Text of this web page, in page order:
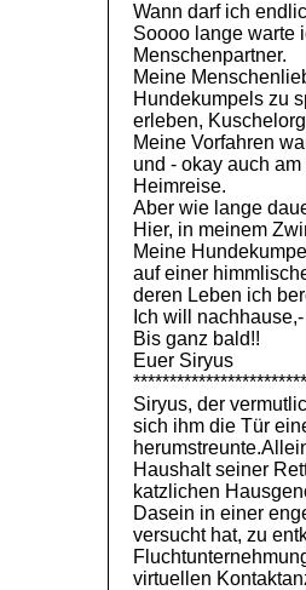
Wann darf ich
Soooo lange warte
Menschenpartner.
Meine
Hundekumpels zu
erleben,
Meine Vorfahren
und - okay auch
Heimreise.
Aber wie lange
Hier, in meinem
Meine
auf einer
deren Leben ich
Ich will
Bis ganz bald!!
Euer Siryus
Siryus, der
sich ihm die Tür
Haushalt seiner
katzlichen
Dasein in einer
versucht hat, zu
virtuellen